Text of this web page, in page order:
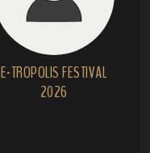
E-TROPOLIS FESTIVAL
2026